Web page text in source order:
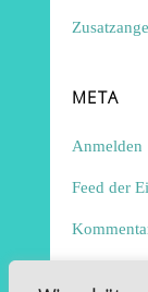
META
Anmelden
Feed der